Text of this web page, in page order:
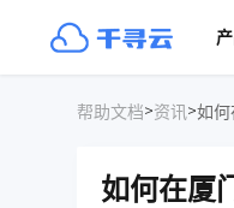
帮助文档>资讯>如
如何在厦